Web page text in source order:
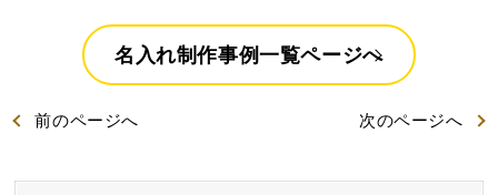
前のページへ
名入れ制作事例一覧ページへ
次のページへ